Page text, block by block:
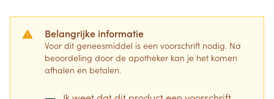
Belangrijke informatie
Voor dit geneesmiddel is een voorschrift nodig. Na
beoordeling door de apotheker kan je het komen
afhalen en betalen.